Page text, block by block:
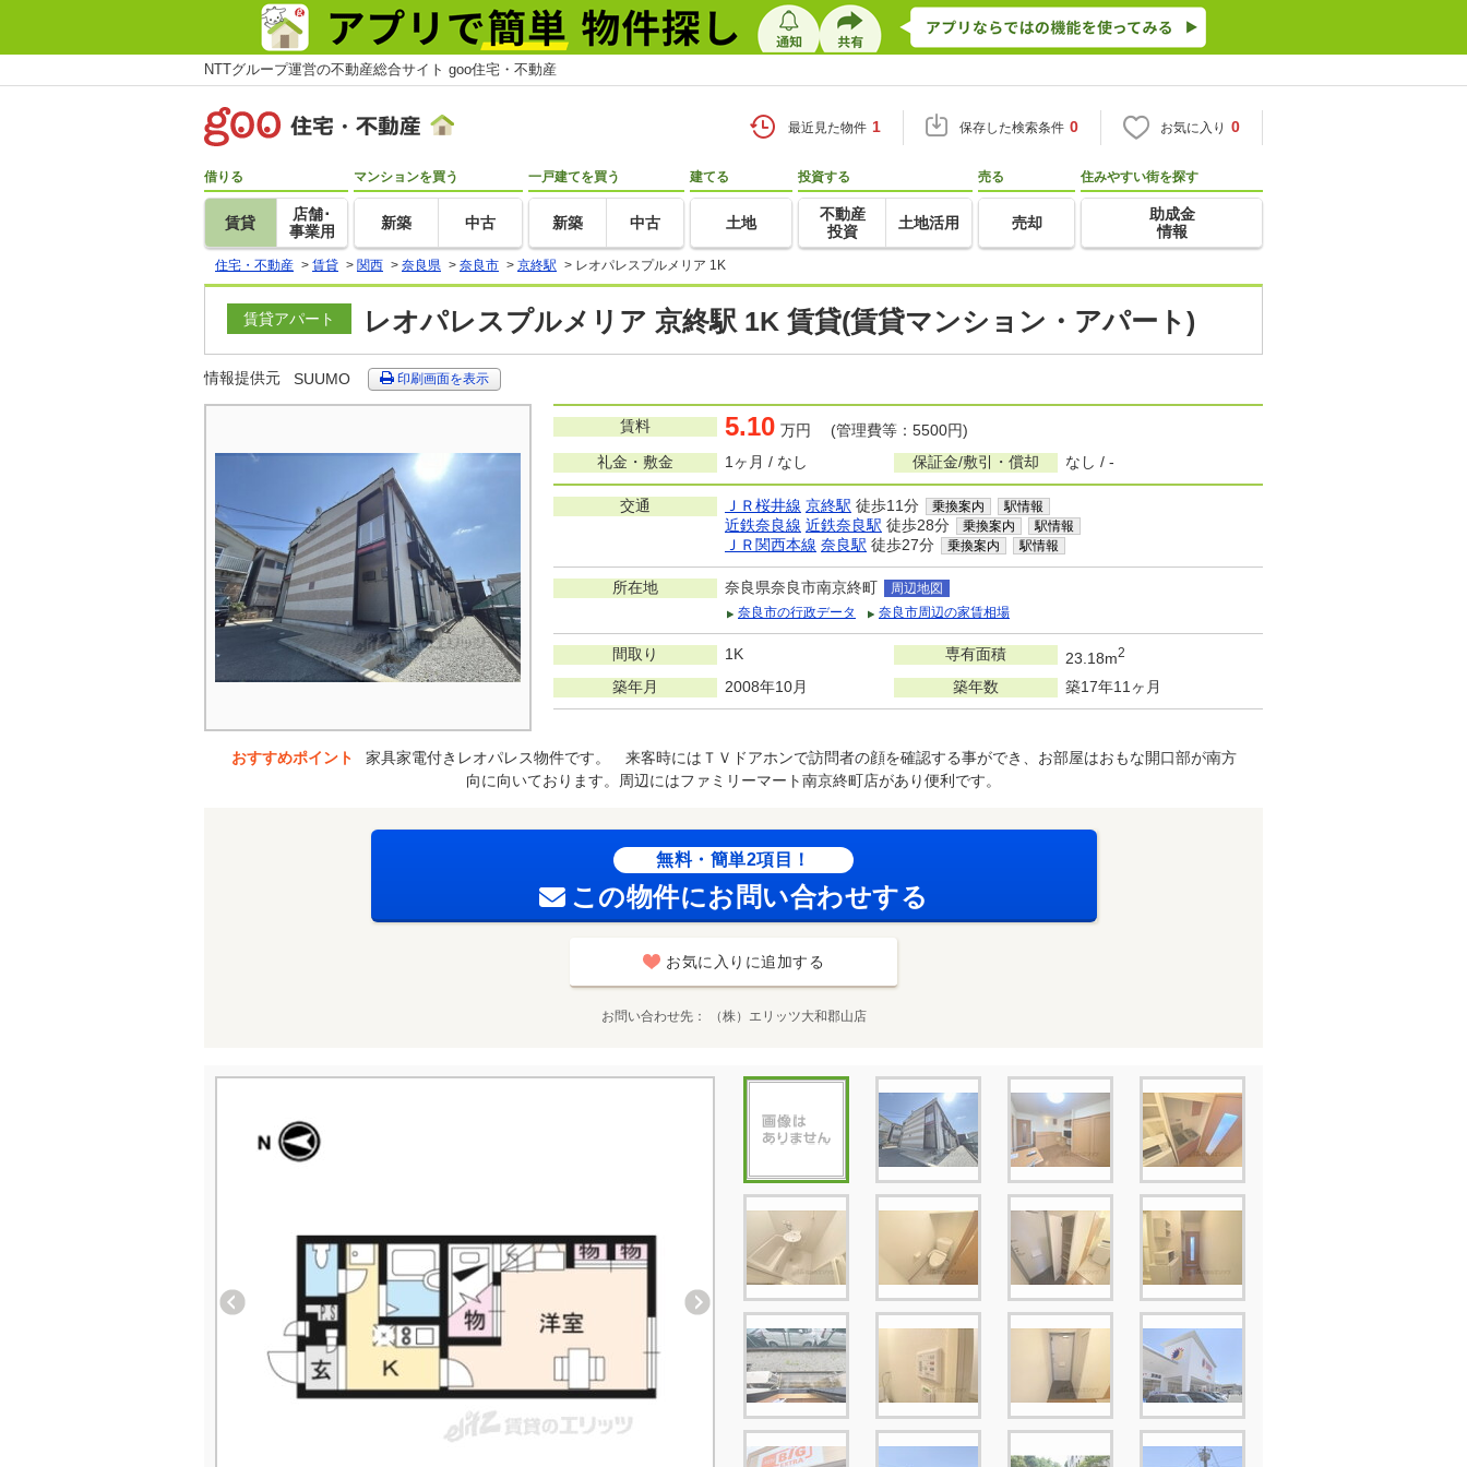
NTTグループ運営の不動産総合サイト goo住宅・不動産
最近見た物件 1 保存した検索条件 0 お気に入り 0
借りる
賃貸
店舗･
事業用
マンションを買う
新築 中古
一戸建てを買う
新築 中古
建てる
土地
投資する
不動産
投資
土地活用
売る
売却
住みやすい街を探す
助成金
情報
住宅・不動産 > 賃貸 > 関西 > 奈良県 > 奈良市 > 京終駅 > レオパレスプルメリア 1K
賃貸アパート レオパレスプルメリア 京終駅 1K 賃貸(賃貸マンション・アパート)
情報提供元 SUUMO 印刷画面を表示
賃料 5.10 万円 (管理費等：5500円)
礼金・敷金
1ヶ月 / なし 保証金/敷引・償却 なし / -
交通 ＪＲ桜井線 京終駅 徒歩11分 乗換案内 駅情報
近鉄奈良線 近鉄奈良駅 徒歩28分 乗換案内 駅情報
ＪＲ関西本線 奈良駅 徒歩27分 乗換案内 駅情報
所在地 奈良県奈良市南京終町
周辺地図
奈良市の行政データ
奈良市周辺の家賃相場
間取り 1K 専有面積 23.18m2
築年月 2008年10月 築年数 築17年11ヶ月
おすすめポイント
家具家電付きレオパレス物件です。 来客時にはＴＶドアホンで訪問者の顔を確認する事ができ、お部屋はおもな開口部が南方
向に向いております。周辺にはファミリーマート南京終町店があり便利です。
無料・簡単2項目！
この物件にお問い合わせする
お気に入りに追加する
お問い合わせ先 （株）エリッツ大和郡山店